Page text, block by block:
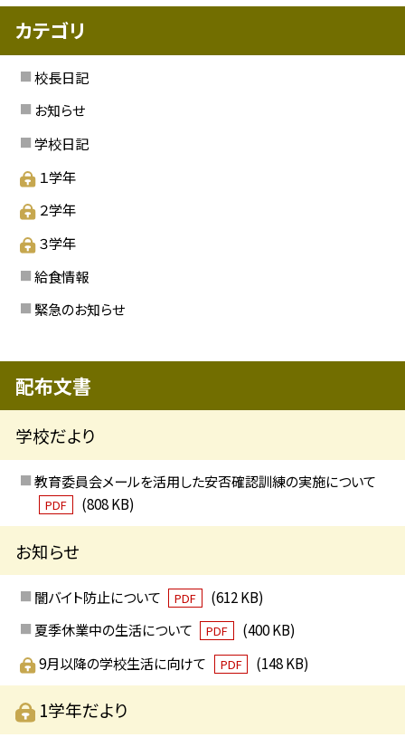
カテゴリ
校長日記
お知らせ
学校日記
１学年
２学年
３学年
給食情報
緊急のお知らせ
配布文書
学校だより
教育委員会メールを活用した安否確認訓練の実施について
PDF (808 KB)
お知らせ
闇バイト防止について PDF
(612 KB)
夏季休業中の生活について
PDF
(400 KB)
9月以降の学校生活に向けて
PDF (148 KB)
1学年だより